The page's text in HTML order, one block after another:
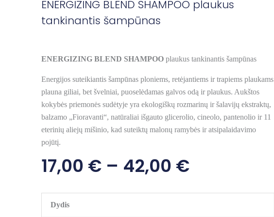
ENERGIZING BLEND SHAMPOO plaukus
tankinantis šampūnas
ENERGIZING BLEND SHAMPOO plaukus tankinantis šampūnas
Energijos suteikiantis šampūnas ploniems, retėjantiems ir trapiems plaukams
plauna giliai, bet švelniai, puoselėdamas galvos odą ir plaukus. Aukštos
kokybės priemonės sudėtyje yra ekologiškų rozmarinų ir šalavijų ekstraktų,
balzamo „Fioravanti“, natūraliai išgauto glicerolio, cineolo, pantenolio ir 11
eterinių aliejų mišinio, kad suteiktų malonų ramybės ir atsipalaidavimo
pojūtį.
17,00 € – 42,00 €Price
Dydis
kiekis: